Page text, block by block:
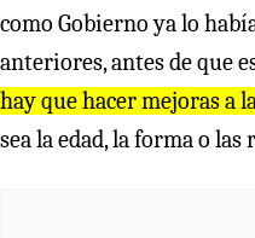
como Gobierno ya lo
anteriores, antes de que
hay que hacer mejoras a
sea la edad, la forma o las